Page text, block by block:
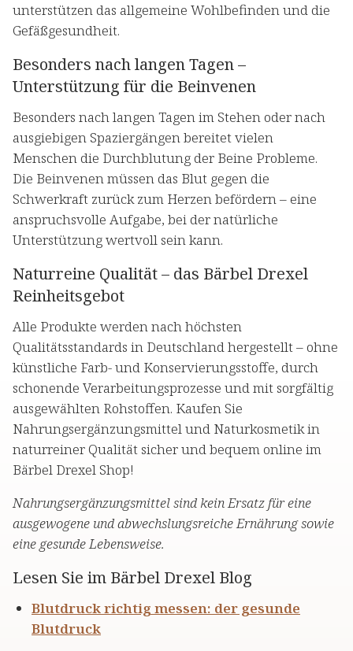
unterstützen das allgemeine Wohlbefinden und die
Gefäßgesundheit.
Besonders nach langen Tagen –
Unterstützung für die Beinvenen
Besonders nach langen Tagen im Stehen oder nach
ausgiebigen Spaziergängen bereitet vielen
Menschen die Durchblutung der Beine Probleme.
Die Beinvenen müssen das Blut gegen die
Schwerkraft zurück zum Herzen befördern – eine
anspruchsvolle Aufgabe, bei der natürliche
Unterstützung wertvoll sein kann.
Naturreine Qualität – das Bärbel Drexel
Reinheitsgebot
Alle Produkte werden nach höchsten
Qualitätsstandards in Deutschland hergestellt – ohne
künstliche Farb- und Konservierungsstoffe, durch
schonende Verarbeitungsprozesse und mit sorgfältig
ausgewählten Rohstoffen. Kaufen Sie
Nahrungsergänzungsmittel und Naturkosmetik in
naturreiner Qualität sicher und bequem online im
Bärbel Drexel Shop!
Nahrungsergänzungsmittel sind kein Ersatz für eine
ausgewogene und abwechslungsreiche Ernährung sowie
eine gesunde Lebensweise.
Lesen Sie im Bärbel Drexel Blog
Blutdruck richtig messen: der gesunde
Blutdruck